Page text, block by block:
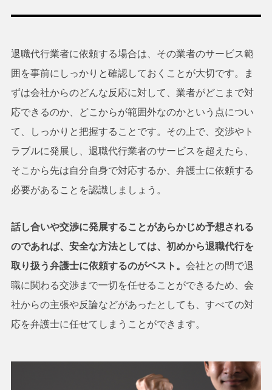
退職代行業者に依頼する場合は、その業者のサービス範
囲を事前にしっかりと確認しておくことが大切です。ま
ずは会社からのどんな反応に対して、業者がどこまで対
応できるのか、どこからが範囲外なのかという点につい
て、しっかりと把握することです。その上で、交渉やト
ラブルに発展し、退職代行業者のサービスを超えたら、
そこから先は自分自身で対応するか、弁護士に依頼する
必要があることを認識しましょう。
話し合いや交渉に発展することがあらかじめ予想される
のであれば、安全な方法としては、初めから退職代行を
取り扱う弁護士に依頼するのがベスト。 会社との間で退
職に関わる交渉まで一切を任せることができるため、会
社からの主張や反論などがあったとしても、すべての対
応を弁護士に任せてしまうことができます。